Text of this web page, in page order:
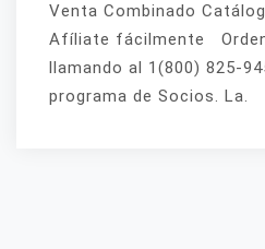
Venta Combinado
Afíliate fácilmente
llamando al 1(800) 825-
programa de Socios. La.